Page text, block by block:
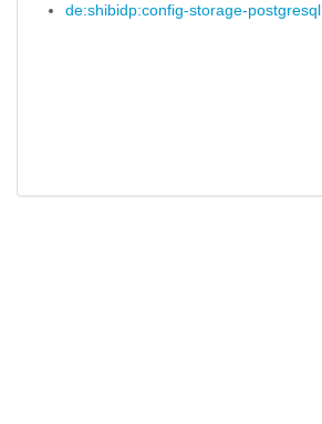
de:shibidp:config-storage-postgresql